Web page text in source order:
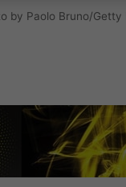
by Paolo Bruno/Getty